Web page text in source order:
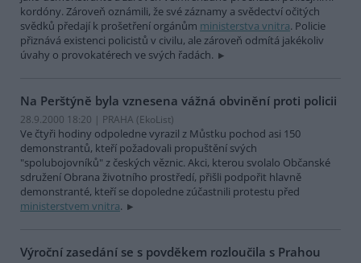
kordóny. Zároveň oznámili, že své záznamy a svědectví očitých
svědků předají k prošetření orgánům ministerstva vnitra. Policie
přiznává existenci policistů v civilu, ale zároveň odmítá jakékoliv
úvahy o provokatérech ve svých řadách.
Na Perštýně byla vznesena vážná obvinění proti policii
28.9.2000 18:20 | PRAHA (EkoList)
Ve čtyři hodiny odpoledne vyrazil z Můstku pochod asi 150
demonstrantů, kteří požadovali propuštění svých
"spolubojovníků" z českých věznic. Akci, kterou svolalo Občanské
sdružení Obrana životního prostředí, přišli podpořit hlavně
demonstranté, kteří se dopoledne zúčastnili protestu před
ministerstvem vnitra.
Výroční zasedání se s povděkem rozloučila s Prahou